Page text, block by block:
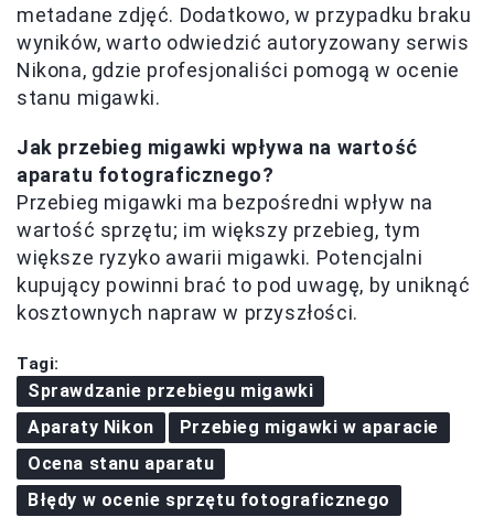
metadane zdjęć. Dodatkowo, w przypadku braku
wyników, warto odwiedzić autoryzowany serwis
Nikona, gdzie profesjonaliści pomogą w ocenie
stanu migawki.
Jak przebieg migawki wpływa na wartość
aparatu fotograficznego?
Przebieg migawki ma bezpośredni wpływ na
wartość sprzętu; im większy przebieg, tym
większe ryzyko awarii migawki. Potencjalni
kupujący powinni brać to pod uwagę, by uniknąć
kosztownych napraw w przyszłości.
Tagi:
Sprawdzanie przebiegu migawki
Aparaty Nikon
Przebieg migawki w aparacie
Ocena stanu aparatu
Błędy w ocenie sprzętu fotograficznego